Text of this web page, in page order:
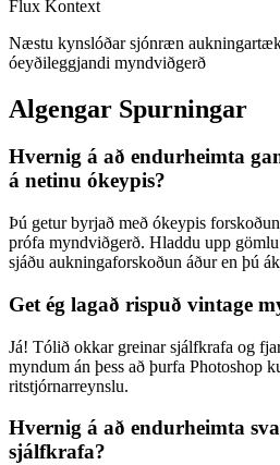
Flux Kontext
Næstu kynslóðar sjónræn
óeyðileggjandi myndviðgerð
Algengar Spurningar
Hvernig á að endurheimta
á netinu ókeypis?
Þú getur byrjað með ókeypis
prófa myndviðgerð. Hladdu upp
sjáðu aukningaforskoðun áður en þú
Get ég lagað rispuð vintage
Já! Tólið okkar greinar sjálfkrafa og
myndum án þess að þurfa Photoshop
ritstjórnarreynslu.
Hvernig á að endurheimta
sjálfkrafa?